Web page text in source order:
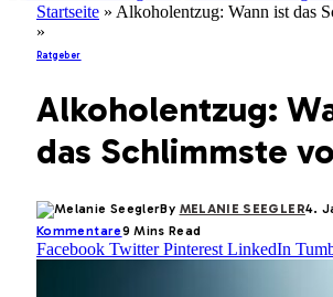
Startseite » Alkoholentzug: Wann ist das
»
Ratgeber
Alkoholentzug:
das Schlimmste
By MELANIE SEEGLER4.
Kommentare9 Mins Read
Facebook Twitter Pinterest LinkedIn